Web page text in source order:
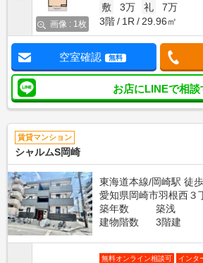
画像 : 1枚
敷
3万 礼
7万
3階
1R 29.96㎡
空室確認 無料
お店にLINEで相談
賃貸マンション
シャルムS岡崎
東海道本線/岡崎駅 徒
愛知県岡崎市羽根西３
築年数
築浅
建物階数
3階建
無料オンライン相談可 インタ